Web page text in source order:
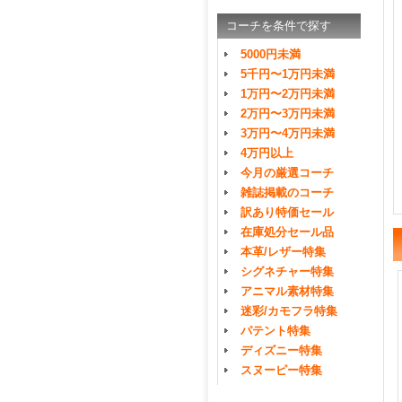
コーチを条件で探す
5000円未満
5千円〜1万円未満
1万円〜2万円未満
2万円〜3万円未満
3万円〜4万円未満
4万円以上
今月の厳選コーチ
雑誌掲載のコーチ
訳あり特価セール
在庫処分セール品
本革/レザー特集
シグネチャー特集
アニマル素材特集
迷彩/カモフラ特集
パテント特集
ディズニー特集
スヌーピー特集